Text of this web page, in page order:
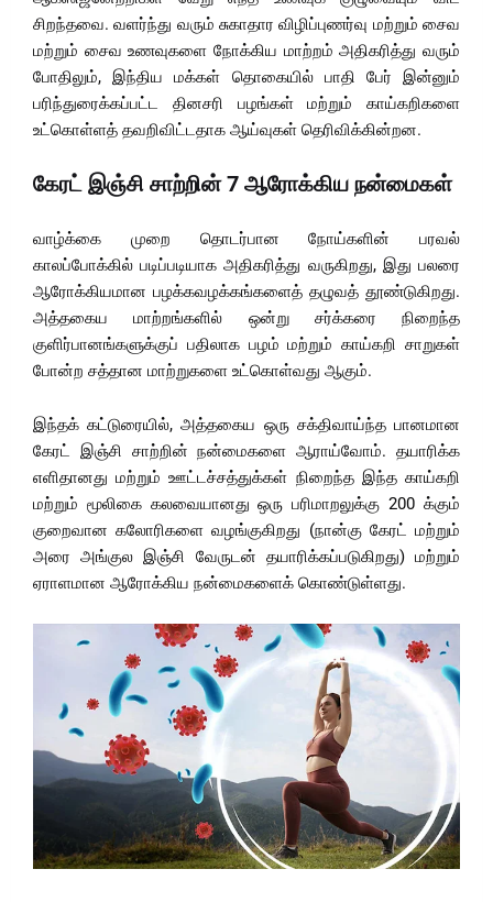
சிறந்தவை. வளர்ந்து வரும் சுகாதார விழிப்புணர்வு மற்றும் சைவ
மற்றும் சைவ உணவுகளை நோக்கிய மாற்றம் அதிகரித்து வரும்
போதிலும், இந்திய மக்கள் தொகையில் பாதி பேர் இன்னும்
பரிந்துரைக்கப்பட்ட தினசரி பழங்கள் மற்றும் காய்கறிகளை
உட்கொள்ளத் தவறிவிட்டதாக ஆய்வுகள் தெரிவிக்கின்றன.
கேரட் இஞ்சி சாற்றின் 7 ஆரோக்கிய நன்மைகள்
வாழ்க்கை முறை தொடர்பான நோய்களின் பரவல்
காலப்போக்கில் படிப்படியாக அதிகரித்து வருகிறது, இது பலரை
ஆரோக்கியமான பழக்கவழக்கங்களைத் தழுவத் தூண்டுகிறது.
அத்தகைய மாற்றங்களில் ஒன்று சர்க்கரை நிறைந்த
குளிர்பானங்களுக்குப் பதிலாக பழம் மற்றும் காய்கறி சாறுகள்
போன்ற சத்தான மாற்றுகளை உட்கொள்வது ஆகும்.
இந்தக் கட்டுரையில், அத்தகைய ஒரு சக்திவாய்ந்த பானமான
கேரட் இஞ்சி சாற்றின் நன்மைகளை ஆராய்வோம். தயாரிக்க
எளிதானது மற்றும் ஊட்டச்சத்துக்கள் நிறைந்த இந்த காய்கறி
மற்றும் மூலிகை கலவையானது ஒரு பரிமாறலுக்கு 200 க்கும்
குறைவான கலோரிகளை வழங்குகிறது (நான்கு கேரட் மற்றும்
அரை அங்குல இஞ்சி வேருடன் தயாரிக்கப்படுகிறது) மற்றும்
ஏராளமான ஆரோக்கிய நன்மைகளைக் கொண்டுள்ளது.